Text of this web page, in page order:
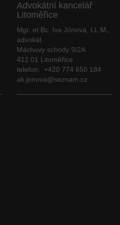
Advokátní kancelář
Litoměřice
Mgr. et Bc. Iva Jónová, LL.M.,
advokát
Máchovy schody 9/2A
412 01 Litoměřice
telefon: +420 774 650 184
ak.jonova@seznam.cz